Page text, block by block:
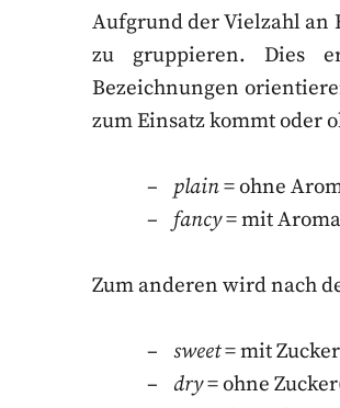
Aufgrund der Vielzahl an
zu gruppieren. Dies
Bezeichnungen
zum Einsatz kommt oder
plain= ohne
fancy= mit
Zum anderen wird nach
sweet= mit
dry= ohne